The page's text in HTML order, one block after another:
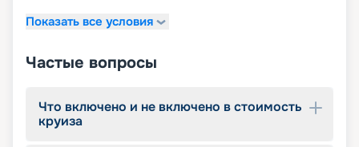
Показать все условия
Частые вопросы
Что включено и не включено в стоимость
круиза